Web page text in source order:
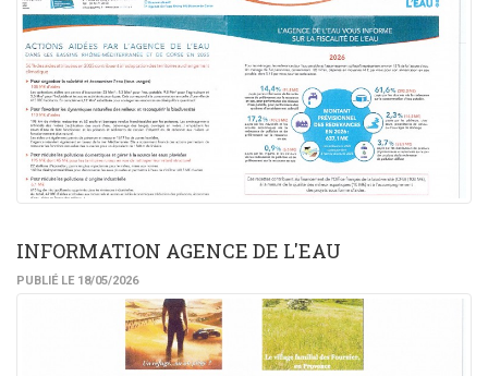
INFORMATION AGENCE DE L'EAU
PUBLIÉ LE 18/05/2026